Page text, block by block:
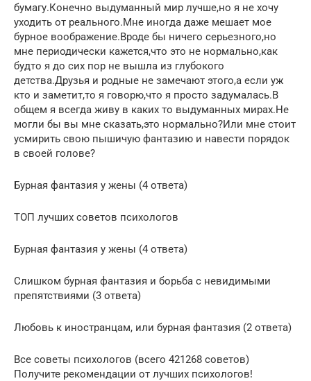
бумагу.Конечно выдуманный мир лучше,но я не хочу
уходить от реального.Мне иногда даже мешает мое
бурное воображение.Вроде бы ничего серьезного,но
мне периодически кажется,что это не нормально,как
будто я до сих пор не вышла из глубокого
детства.Друзья и родные не замечают этого,а если уж
кто и заметит,то я говорю,что я просто задумалась.В
общем я всегда живу в каких то выдуманных мирах.Не
могли бы вы мне сказать,это нормально?Или мне стоит
усмирить свою пышичую фантазию и навести порядок
в своей голове?
Бурная фантазия у жены (4 ответа)
ТОП лучших советов психологов
Бурная фантазия у жены (4 ответа)
Слишком бурная фантазия и борьба с невидимыми
препятствиями (3 ответа)
Любовь к иностранцам, или бурная фантазия (2 ответа)
Все советы психологов (всего 421268 советов)
Получите рекомендации от лучших психологов!